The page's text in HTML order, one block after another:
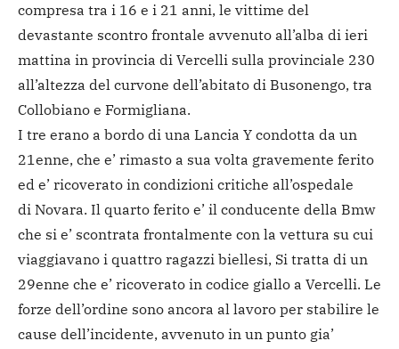
compresa tra i 16 e i 21 anni, le vittime del
devastante scontro frontale avvenuto all’alba di ieri
mattina in provincia di Vercelli sulla provinciale 230
all’altezza del curvone dell’abitato di Busonengo, tra
Collobiano e Formigliana.
I tre erano a bordo di una Lancia Y condotta da un
21enne, che e’ rimasto a sua volta gravemente ferito
ed e’ ricoverato in condizioni critiche all’ospedale
di Novara. Il quarto ferito e’ il conducente della Bmw
che si e’ scontrata frontalmente con la vettura su cui
viaggiavano i quattro ragazzi biellesi, Si tratta di un
29enne che e’ ricoverato in codice giallo a Vercelli. Le
forze dell’ordine sono ancora al lavoro per stabilire le
cause dell’incidente, avvenuto in un punto gia’